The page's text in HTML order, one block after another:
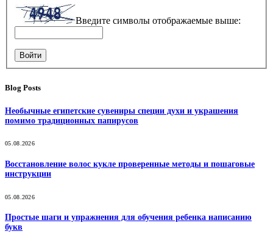
Введите символы отображаемые выше:
Войти
Blog Posts
Необычные египетские сувениры специи духи и украшения
помимо традиционных папирусов
05.08.2026
Восстановление волос кукле проверенные методы и пошаговые
инструкции
05.08.2026
Простые шаги и упражнения для обучения ребенка написанию
букв